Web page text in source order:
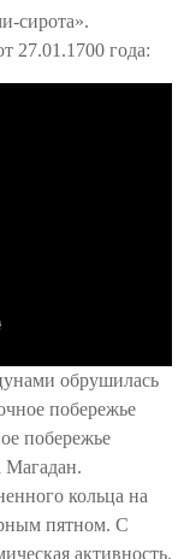
сирота».
27.01.1700 года:
обрушилась
побережье
побережье
Магадан.
кольца на
пятном. С
активность.